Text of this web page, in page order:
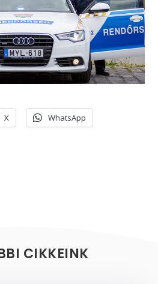
X WhatsApp
CIKKEINK